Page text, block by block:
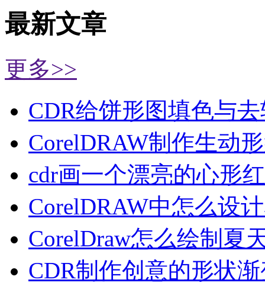
最新文章
更多>>
CDR给饼形图填色与
CorelDRAW制作生动
cdr画一个漂亮的心形
CorelDRAW中怎么设
CorelDraw怎么绘制夏
CDR制作创意的形状